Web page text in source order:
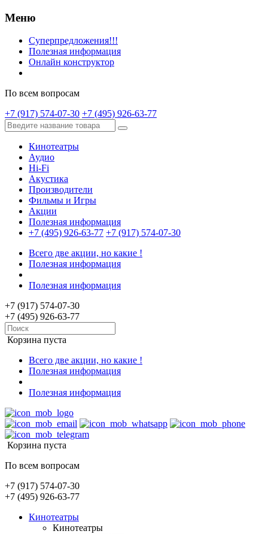
Меню
Суперпредложения!!!
Полезная информация
Онлайн конструктор
По всем вопросам
+7 (917) 574-07-30 +7 (495) 926-63-77
Кинотеатры
Аудио
Hi-Fi
Акустика
Производители
Фильмы и Игры
Акции
Полезная информация
+7 (495) 926-63-77 +7 (917) 574-07-30
Всего две акции, но какие !
Полезная информация
Полезная информация
+7 (917) 574-07-30
+7 (495) 926-63-77
Корзина пуста
Всего две акции, но какие !
Полезная информация
Полезная информация
Корзина пуста
По всем вопросам
+7 (917) 574-07-30
+7 (495) 926-63-77
Кинотеатры
Кинотеатры